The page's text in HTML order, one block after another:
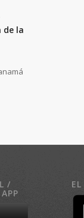
de la
/